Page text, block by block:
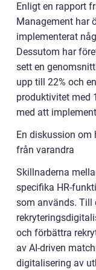
Enligt en rapport
Management har
implementerat
Dessutom har
sett en
upp till 22% och
produktivitet med
med att
En diskussion om
från varandra
Skillnaderna
specifika HR-
som används. Till
och förbättra
av AI-driven
digitalisering av